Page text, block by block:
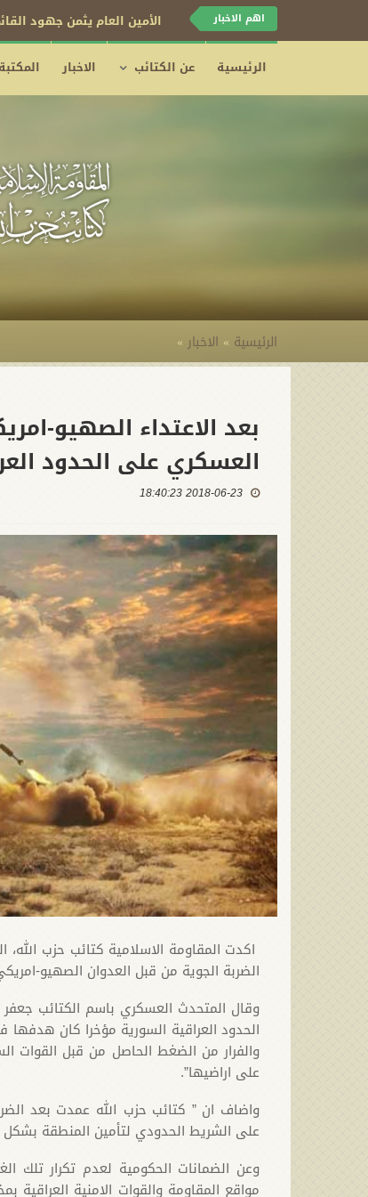
اهم الاخبار الأمين العام يثمن جهود
الرئيسية عن الكتائب الاخبار المكتبة
الرئيسية » الاخبار »
بعد الاعتداء الصهيو-
العسكري على الحدود
2018-06-23 18:40:23
اكدت المقاومة الاسلامية كتائب حزب
الضربة الجوية من قبل العدوان الصهيو-
وقال المتحدث العسكري باسم الكتائب
الحدود العراقية السورية مؤخرا كان هدفها
والفرار من الضغط الحاصل من قبل القوات
على اراضيها”.
واضاف ان ” كتائب حزب الله عمدت بعد
على الشريط الحدودي لتأمين المنطقة
وعن الضمانات الحكومية لعدم تكرار تلك